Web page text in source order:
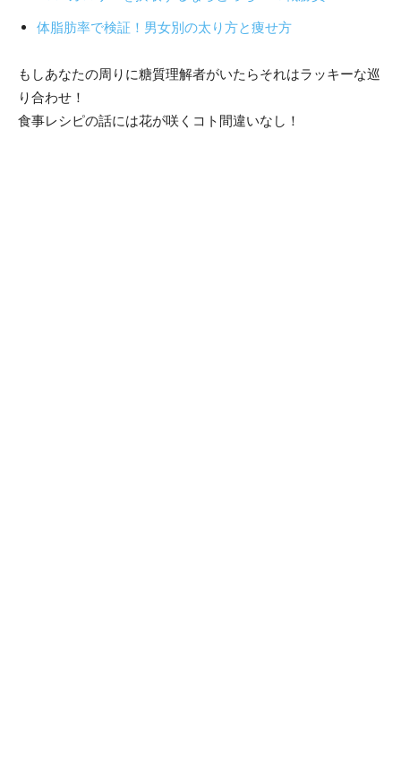
体脂肪率で検証！男女別の太り方と痩せ方
もしあなたの周りに糖質理解者がいたらそれはラッキーな巡
り合わせ！
食事レシピの話には花が咲くコト間違いなし！